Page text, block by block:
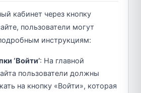
кабинет через кнопку
пользователи могут
инструкциям:
‘Войти’: На главной
пользователи должны
на кнопку «Войти», которая